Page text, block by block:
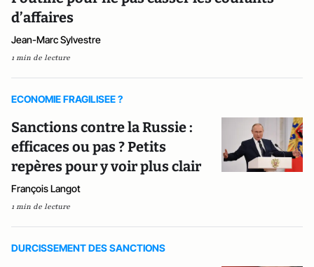
d’affaires
Jean-Marc Sylvestre
1 min de lecture
ECONOMIE FRAGILISEE ?
Sanctions contre la Russie :
efficaces ou pas ? Petits
repères pour y voir plus clair
François Langot
1 min de lecture
DURCISSEMENT DES SANCTIONS